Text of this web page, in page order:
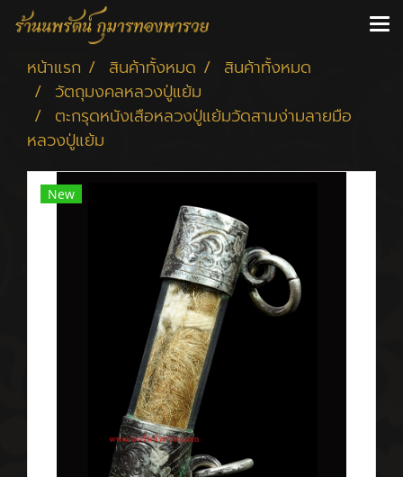
หน้าแรก สินค้าทั้งหมด
สินค้าทั้งหมด
วัตถุมงคลหลวงปู่แย้ม
ตะกรุดหนังเสือหลวงปู่แย้มวัดสามง่ามลายมือ
หลวงปู่แย้ม
New